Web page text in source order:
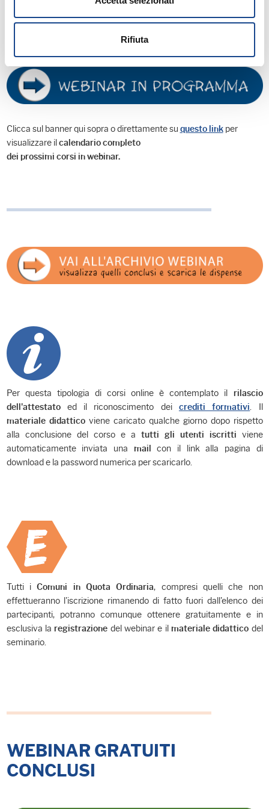
Rifiuta
https://goto-desktop.goto.com/GoToSetup.exe
Clicca sul banner qui sopra o direttamente su questo linkper
visualizzare ilcalendario completo
dei prossimi corsi in webinar.
Per questa tipologia di corsi online è contemplato il rilascio
dell'attestatoed il riconoscimento dei crediti formativi. Il
materiale didatticoviene caricato qualche giorno dopo rispetto
alla conclusione del corso e a tutti gli utenti iscritti viene
automaticamente inviata una mailcon il link alla pagina di
download e la password numerica per scaricarlo.
Tutti iComuni in Quota Ordinaria, compresi quelli che non
effettueranno l'iscrizione rimanendo di fatto fuori dall'elenco dei
partecipanti, potranno comunque ottenere gratuitamente e in
esclusiva laregistrazione del webinar e il materiale didattico del
seminario.
WEBINAR GRATUITI
CONCLUSI